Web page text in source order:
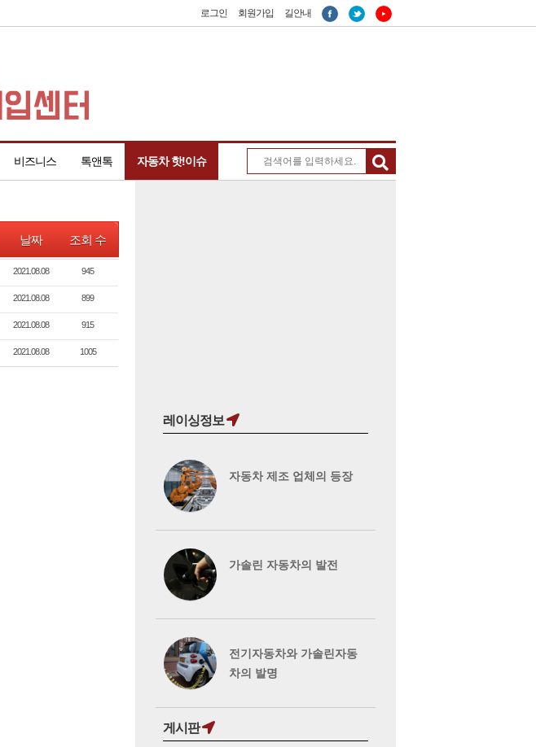
로그인 회원가입 길안내
비즈니스 톡앤톡 자동차 핫!이슈
날짜 조회 수
2021.08.08 945
2021.08.08 899
2021.08.08 915
2021.08.08 1005
레이싱정보
자동차 제조 업체의 등장
가솔린 자동차의 발전
전기자동차와 가솔린자동
차의 발명
게시판